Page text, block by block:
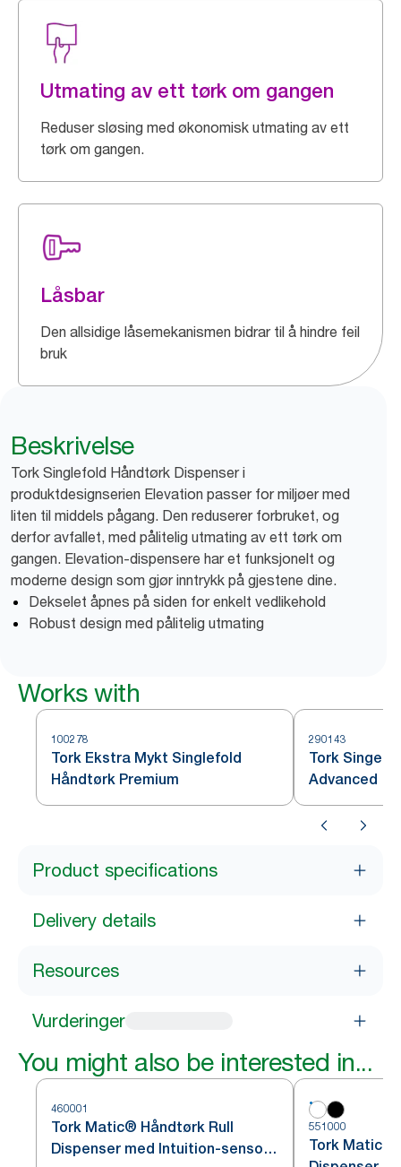
Utmating av ett tørk om gangen
Reduser sløsing med økonomisk utmating av ett
tørk om gangen.
Låsbar
Den allsidige låsemekanismen bidrar til å hindre feil
bruk
Beskrivelse
Tork Singlefold Håndtørk Dispenser i
produktdesignserien Elevation passer for miljøer med
liten til middels pågang. Den reduserer forbruket, og
derfor avfallet, med pålitelig utmating av ett tørk om
gangen. Elevation-dispensere har et funksjonelt og
moderne design som gjør inntrykk på gjestene dine.
Dekselet åpnes på siden for enkelt vedlikehold
Robust design med pålitelig utmating
Works with
100278
Tork Ekstra Mykt Singlefold
Håndtørk Premium
290143
Tork
Advanced
Product specifications
Delivery details
Resources
Vurderinger
You might also be interested in...
460001
Tork Matic® Håndtørk Rull
Dispenser med Intuition-sensor
551000
Tork Matic®